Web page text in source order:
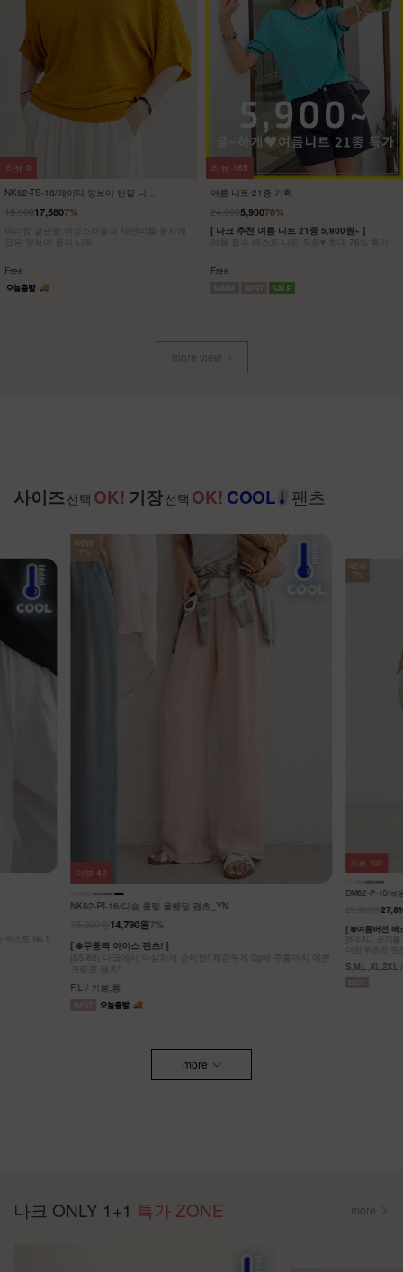
NK62-TS-18/레이티 양브이 반팔 니트
7%
18,90017,580
여리함 끝판왕 여성스러움과 세련미를 동시에
잡은 양브이 골지 니트
Free
리뷰 0
여름 니트 21종 기획
76%
24,9005,900
[ 나크 추천 여름 니트 21종 5,900원~ ]
여름 필수 베스트 니트 모음♥ 최대 76% 특가
Free
리뷰 185
more view
사이즈 선택 OK! 기장선택 OK! COOL 팬츠
NEW
7%
NK62-PI-16/디슬 쿨링 올밴딩 팬츠_YN
7%
14,790원
[ ❄️무중력 아이스 팬츠! ]
[55-88] 나크에서 야심차게 준비한! 체감무게 0g에 주름까지 예쁜
크링클 팬츠!
F,L / 기본,롱
리뷰43
NEW
7%
DM62-P-10/르
[ ❄️여름버전 베
[S-2XL] 공기
S,M,L,XL,2XL
리뷰 100
more
나크 ONLY 1+1 특가 ZONE more